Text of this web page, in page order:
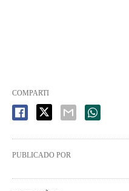
COMPARTI
PUBLICADO POR